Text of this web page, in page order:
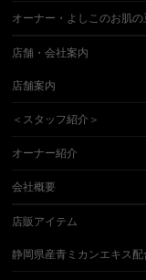
オーナー・よしこのお肌
店舗・会社案内
店舗案内
＜スタッフ紹介＞
オーナー紹介
会社概要
店販アイテム
静岡県産青ミカンエキス